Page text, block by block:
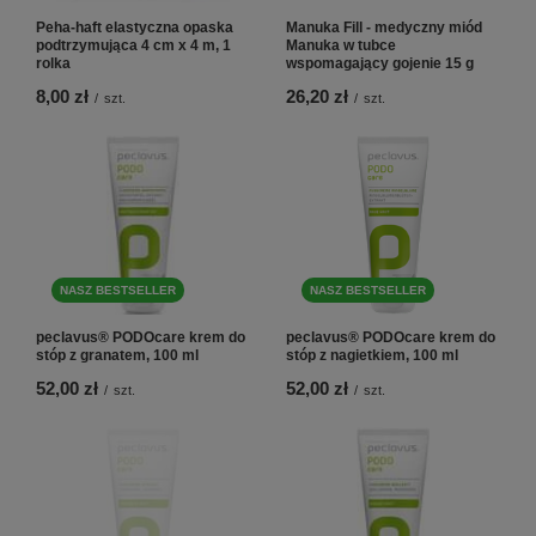
Peha-haft elastyczna opaska
podtrzymująca 4 cm x 4 m, 1
rolka
8,00 zł / szt.
Manuka Fill - medyczny miód
Manuka w tubce
wspomagający gojenie 15 g
26,20 zł / szt.
NASZ BESTSELLER
peclavus® PODOcare krem do
stóp z granatem, 100 ml
52,00 zł / szt.
NASZ BESTSELLER
peclavus® PODOcare krem do
stóp z nagietkiem, 100 ml
52,00 zł / szt.